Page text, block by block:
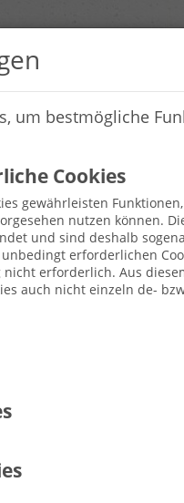
um bestmögliche
Cookies
gewährleisten
nutzen können.
und sind deshalb
erforderlichen
erforderlich. Aus
auch nicht einzeln de-